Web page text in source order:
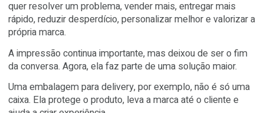
Durante muito tempo, vender impressão parecia
O cliente mandava o arquivo, a gráfica produzia, o
era entregue e a conversa terminava ali. Mas o mercado
mudou. Hoje, o cliente não quer apenas um impresso.
quer resolver um problema, vender mais, entregar mais
própria marca.